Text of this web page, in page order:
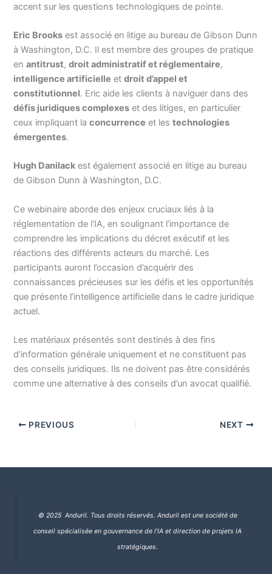
accent sur les questions technologiques de pointe.
Eric Brooks est associé en litige au bureau de Gibson Dunn
à Washington, D.C. Il est membre des groupes de pratique
enantitrust,droit administratif et réglementaire,
intelligence artificielle etdroit d’appel et
constitutionnel. Eric aide les clients à naviguer dans des
défis juridiques complexes et des litiges, en particulier
ceux impliquant laconcurrence et lestechnologies
émergentes.
Hugh Danilack est également associé en litige au bureau
de Gibson Dunn à Washington, D.C.
Ce webinaire aborde des enjeux cruciaux liés à la
réglementation de l’IA, en soulignant l’importance de
comprendre les implications du décret exécutif et les
réactions des différents acteurs du marché. Les
participants auront l’occasion d’acquérir des
connaissances précieuses sur les défis et les opportunités
que présente l’intelligence artificielle dans le cadre juridique
actuel.
Les matériaux présentés sont destinés à des fins
d’information générale uniquement et ne constituent pas
des conseils juridiques. Ils ne doivent pas être considérés
comme une alternative à des conseils d’un avocat qualifié.
PREVIOUS NEXT
© 2025 Anduril. Tous droits réservés. Anduril est une société de
conseil spécialisée en gouvernance de l’IA et direction de projets IA
stratégiques.